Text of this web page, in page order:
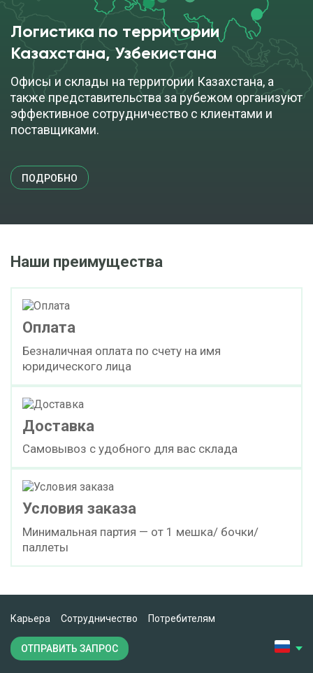
Логистика по территории
Казахстана, Узбекистана
Офисы и склады на территории Казахстана, а
также представительства за рубежом организуют
эффективное сотрудничество с клиентами и
поставщиками.
ПОДРОБНО
Наши преимущества
Оплата
Безналичная оплата по счету на имя
юридического лица
Доставка
Самовывоз с удобного для вас склада
Условия заказа
Минимальная партия — от 1 мешка/ бочки/
паллеты
Карьера Сотрудничество Потребителям
ОТПРАВИТЬ ЗАПРОС